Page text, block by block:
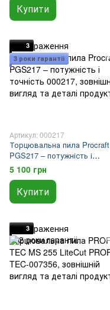
Купити
3
3 роки гарантіі
Артикул: 000217
Торцювальна пила Procraft
PGS217 – потужність і
точність
5 100 грн
Купити
3